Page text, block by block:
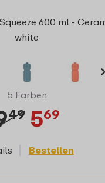
600 ml -
white
5 Farben
49 569
Bestellen